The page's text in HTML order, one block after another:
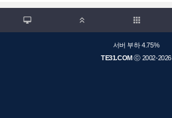
  apps
서버 부하 4.75%
TE31.COMⓒ 2002-2026